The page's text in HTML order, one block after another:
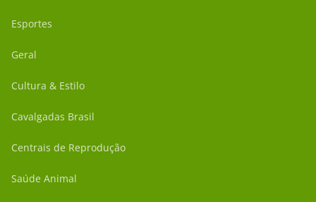
Esportes
Geral
Cultura & Estilo
Cavalgadas Brasil
Centrais de Reprodução
Saúde Animal